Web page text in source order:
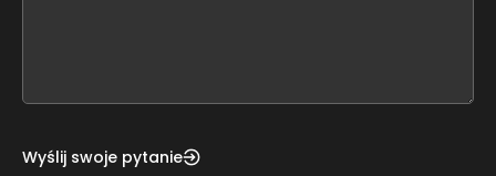
Wyślij swoje pytanie